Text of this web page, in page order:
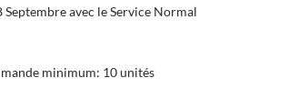
Septembre avec le Service Normal
minimum: 10 unités